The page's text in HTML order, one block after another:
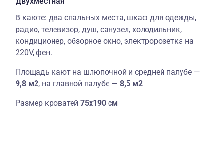
В каюте: два спальных места, шкаф для одежды,
радио, телевизор, душ, санузел, холодильник,
кондиционер, обзорное окно, электророзетка на
220V, фен.
Площадь кают на шлюпочной и средней палубе —
9,8 м2, на главной палубе — 8,5 м2
Размер кроватей 75х190 см